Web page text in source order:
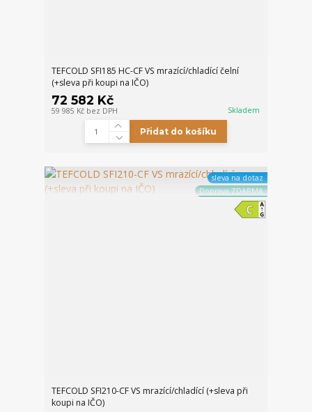
TEFCOLD SFI185 HC-CF VS mrazící/chladící čelní
(+sleva při koupi na IČO)
72 582 Kč
59 985 Kč bez DPH Skladem
Přidat do košíku
sleva na dotaz
Doprava ZDARMA
TEFCOLD SFI210-CF VS mrazící/chladící (+sleva při
koupi na IČO)